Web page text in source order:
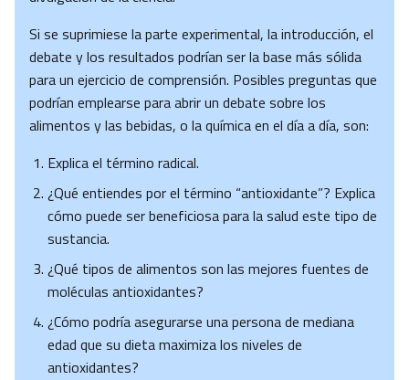
Si se suprimiese la parte experimental, la introducción, el
debate y los resultados podrían ser la base más sólida
para un ejercicio de comprensión. Posibles preguntas que
podrían emplearse para abrir un debate sobre los
alimentos y las bebidas, o la química en el día a día, son:
Explica el término radical.
¿Qué entiendes por el término “antioxidante”? Explica
cómo puede ser beneficiosa para la salud este tipo de
sustancia.
¿Qué tipos de alimentos son las mejores fuentes de
moléculas antioxidantes?
¿Cómo podría asegurarse una persona de mediana
edad que su dieta maximiza los niveles de
antioxidantes?